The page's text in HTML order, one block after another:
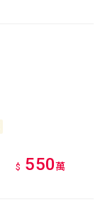
$ 550萬